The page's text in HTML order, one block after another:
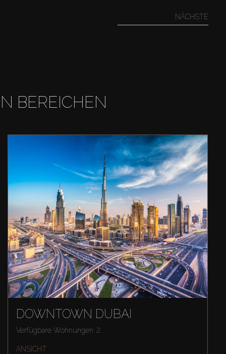
NÄCHSTE
BEREICHEN
DOWNTOWN DUBAI
Verfügbare Wohnungen: 2
ANSICHT